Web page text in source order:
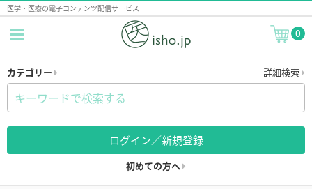
医学・医療の電子コンテンツ配信サービス
0
カテゴリー 詳細検索
ログイン／新規登録
初めての方へ